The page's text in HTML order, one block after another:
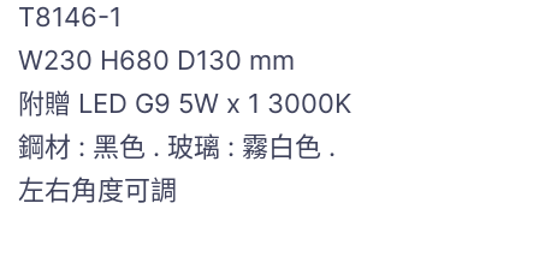
T8146-1
W230 H680 D130 mm
附贈 LED G9 5W x 1 3000K
鋼材 : 黑色 . 玻璃 : 霧白色 .
左右角度可調